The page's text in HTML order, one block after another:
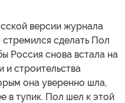
версии журнала
стремился сделать Пол
Россия снова встала на
и строительства
она уверенно шла,
в тупик. Пол шел к этой